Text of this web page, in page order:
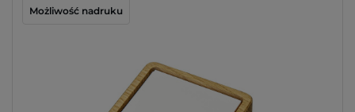
Możliwość nadruku